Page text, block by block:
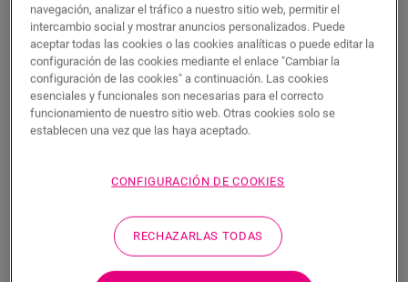
Características del producto
Este rodapié Scotia es un rodapié discreto que combina a la
perfección con el color de su suelo. Un rodapié Scotia también
puede resultar útil como remate en combinación con rodapiés
de espuma, el Hydrokit y el Hydrostrip. El rodapié Scotia
(QSSCOTPAINT).
navegación, analizar el tráfico a nuestro sitio web, permitir el
intercambio social y mostrar anuncios personalizados. Puede
aceptar todas las cookies o las cookies analíticas o puede editar la
configuración de las cookies mediante el enlace "Cambiar la
configuración de las cookies" a continuación. Las cookies
esenciales y funcionales son necesarias para el correcto
funcionamiento de nuestro sitio web. Otras cookies solo se
establecen una vez que las haya aceptado.
CONFIGURACIÓN DE COOKIES
RECHAZARLAS TODAS